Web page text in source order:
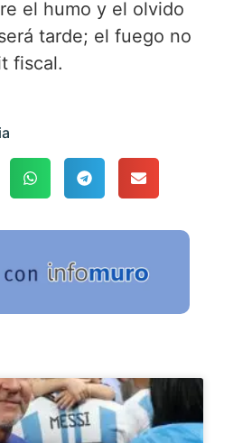
el humo y el olvido
tarde; el fuego no
fiscal.